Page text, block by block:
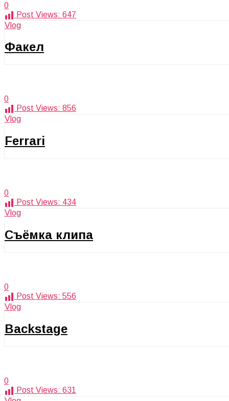
0
Post Views: 647
Vlog
Факел
0
Post Views: 856
Vlog
Ferrari
0
Post Views: 434
Vlog
Съёмка клипа
0
Post Views: 556
Vlog
Backstage
0
Post Views: 631